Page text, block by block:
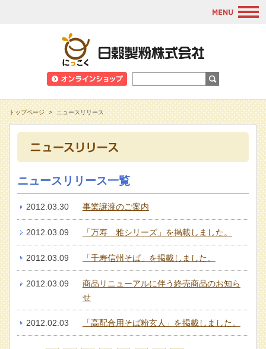
トップページ > ニュースリリース
ニュースリリース一覧
2012.03.30 事業譲渡のご案内
2012.03.09 「万寿 雅シリーズ」を掲載しました。
2012.03.09 「千寿信州そば」を掲載しました。
2012.03.09
商品リニューアルに伴う終売商品のお知ら
せ
2012.02.03 「高配合用そば粉玄人」を掲載しました。